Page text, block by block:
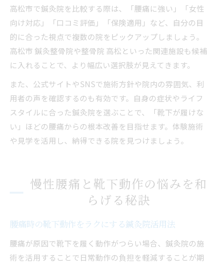
高松市で鍼灸院を比較する際は、「腰痛に強い」「女性
向け対応」「口コミ評価」「保険適用」など、自分の目
的に合った視点で複数の院をピックアップしましょう。
高松市 鍼灸整骨院や整骨院 高松といった関連施設も候補
に入れることで、より幅広い選択肢が見えてきます。
また、公式サイトやSNSで施術方針や院内の雰囲気、利
用者の声を確認するのも有効です。自身の症状やライフ
スタイルに合った鍼灸院を選ぶことで、「靴下が履けな
い」ほどの腰痛からの根本改善を目指せます。体験施術
や見学を活用し、納得できる院を見つけましょう。
慢性腰痛と靴下動作の悩みを和
らげる秘訣
腰痛時の靴下動作をラクにする鍼灸院活用法
腰痛が原因で靴下を履く動作がつらい場合、鍼灸院の施
術を活用することで日常動作の負担を軽減することが期